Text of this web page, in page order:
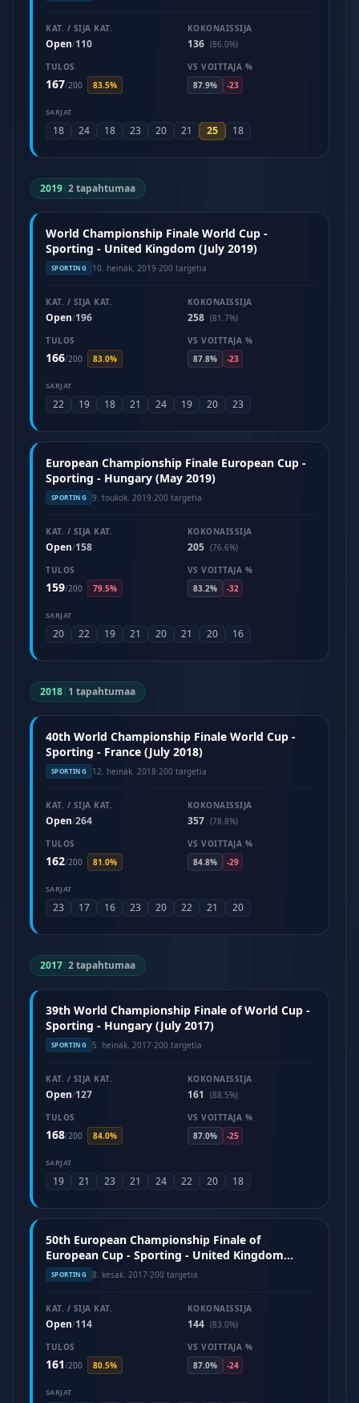
KAT. / SIJA KAT.
Open/110
KOKONAISSIJA
136 (86.0%)
TULOS
167/200 83.5%
VS VOITTAJA %
87.9%
-23
SARJAT
18 24 18 23 20 21 25 18
2019|2 tapahtumaa
World Championship Finale World Cup -
Sporting - United Kingdom (July 2019)
SPORTING 10. heinäk. 2019·200 targetia
KAT. / SIJA KAT.
Open/196
KOKONAISSIJA
258 (81.7%)
TULOS
166/200 83.0%
VS VOITTAJA %
87.8%
-23
SARJAT
22 19 18 21 24 19 20 23
European Championship Finale European Cup -
Sporting - Hungary (May 2019)
SPORTING 9. toukok. 2019·200 targetia
KAT. / SIJA KAT.
Open/158
KOKONAISSIJA
205 (76.6%)
TULOS
159/200 79.5%
VS VOITTAJA %
83.2%
-32
SARJAT
20 22 19 21 20 21 20 16
2018| 1 tapahtumaa
40th World Championship Finale World Cup -
Sporting - France (July 2018)
SPORTING 12. heinäk. 2018·200 targetia
KAT. / SIJA KAT.
Open/264
KOKONAISSIJA
357 (78.8%)
TULOS
162/200 81.0%
VS VOITTAJA %
84.8%
-29
SARJAT
23 17 16 23 20 22 21 20
2017|2 tapahtumaa
39th World Championship Finale of World Cup -
Sporting - Hungary (July 2017)
SPORTING 5. heinäk. 2017·200 targetia
KAT. / SIJA KAT.
Open/127
KOKONAISSIJA
161
(88.5%)
TULOS
168/200 84.0%
VS VOITTAJA %
87.0%
-25
SARJAT
19 21 23 21 24 22 20 18
50th European Championship Finale of
European Cup - Sporting - United Kingdom
(June 2017)
SPORTING 8. kesäk. 2017·200 targetia
KAT. / SIJA KAT.
Open/114
KOKONAISSIJA
144 (83.0%)
TULOS
161/200 80.5%
VS VOITTAJA %
87.0%
-24
SARJAT